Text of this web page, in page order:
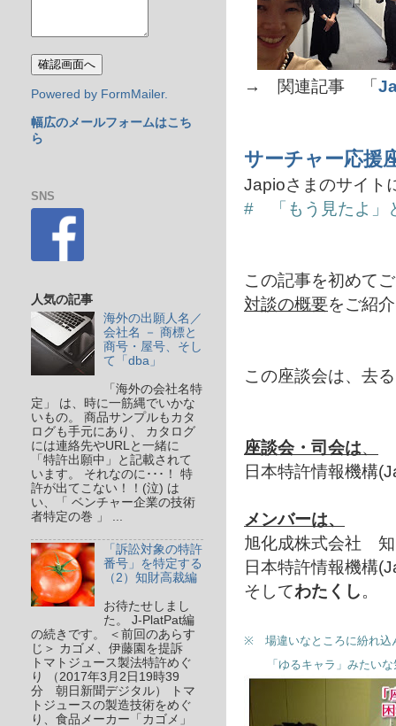
→ 関連記事 「
サーチャー応援
Japioさまのサイト
# 「もう見たよ」
この記事を初めて
対談の概要をご紹
この座談会は、去
座談会・司会は、
日本特許情報機
メンバーは、
旭化成株式会社
日本特許情報機
そしてわたくし。
※ 場違いなところに紛れ込
「ゆるキャラ」みたいな
Powered by FormMailer.
幅広のメールフォームはこち
ら
SNS
人気の記事
海外の出願人名／
会社名 － 商標と
商号・屋号、そし
て「dba」
「海外の会社名特
定」 は、時に一筋縄でいかな
いもの。 商品サンプルもカタ
ログも手元にあり、 カタログ
には連絡先やURLと一緒に
「特許出願中」と記載されて
います。 それなのに･･･！ 特
許が出てこない！！(泣) は
い、「 ベンチャー企業の技術
者特定の巻 」 ...
「訴訟対象の特許
番号」を特定する
（2）知財高裁編
お待たせしまし
た。 J-PlatPat編
の続きです。 ＜前回のあらす
じ＞ カゴメ、伊藤園を提訴
トマトジュース製法特許めぐ
り （2017年3月2日19時39
分 朝日新聞デジタル） トマ
トジュースの製造技術をめぐ
り、食品メーカー「カゴメ」